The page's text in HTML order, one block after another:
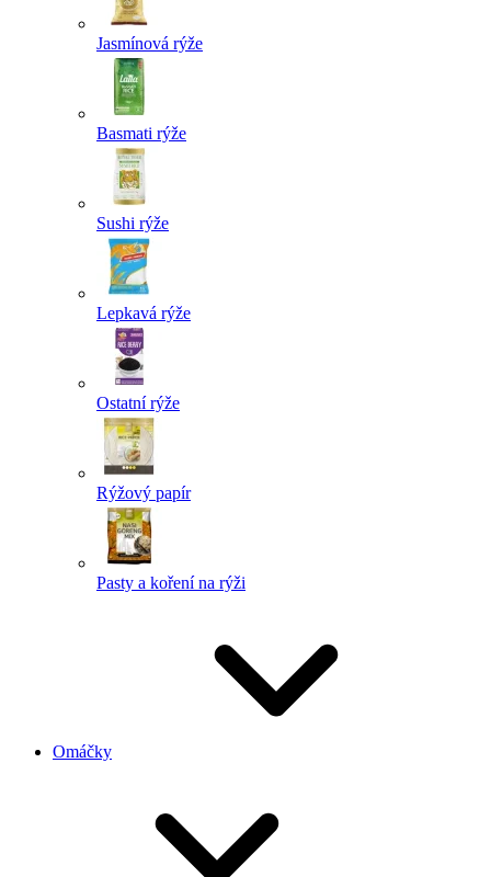
Jasmínová rýže
Basmati rýže
Sushi rýže
Lepkavá rýže
Ostatní rýže
Rýžový papír
Pasty a koření na rýži
Omáčky